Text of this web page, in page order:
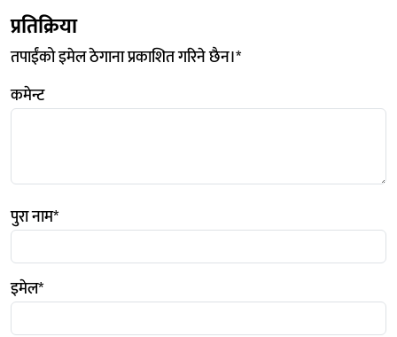
प्रतिक्रिया
तपाईंको इमेल ठेगाना प्रकाशित गरिने छैन।*
कमेन्ट
पुरा नाम*
इमेल*